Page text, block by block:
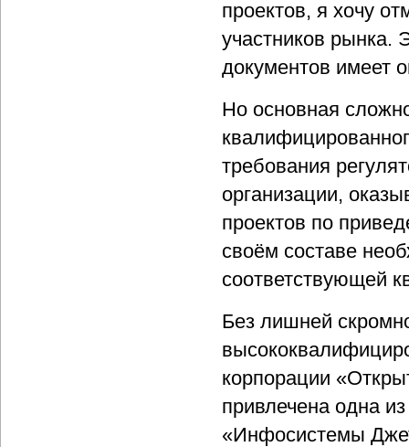
проектов, я хочу
участников рынка.
документов имеет
Но основная
требования
организации,
проектов по
своём составе
соответствующей
Без лишней
корпорации
привлечена одна
«Инфосистемы